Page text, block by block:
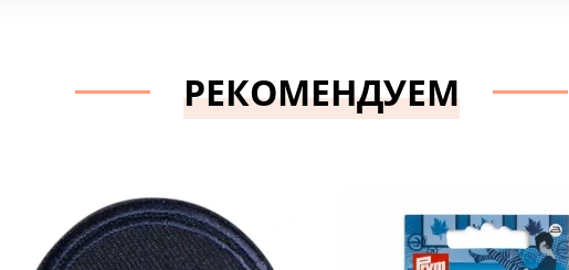
РЕКОМЕНДУЕМ